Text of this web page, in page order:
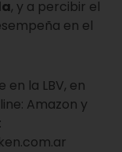
, y a percibir el
en el
la LBV, en
Amazon y